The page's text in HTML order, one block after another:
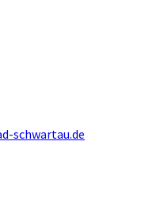
schwartau.de